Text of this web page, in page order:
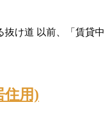
け道 以前、「賃貸中
住用)